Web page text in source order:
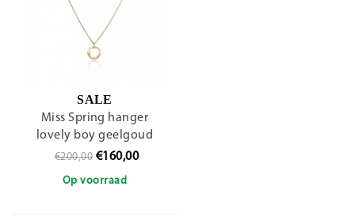
SALE
Miss Spring hanger
lovely boy geelgoud
€200,00 €160,00
Op voorraad